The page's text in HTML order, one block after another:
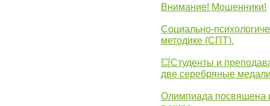
Внимание! Мошенники!
Социально-
методике (СПТ).
💥Студенты и
две серебряные
Олимпиада посвящена